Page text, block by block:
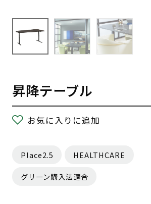
昇降テーブル
お気に入りに追加
Place2.5 HEALTHCARE
グリーン購入法適合